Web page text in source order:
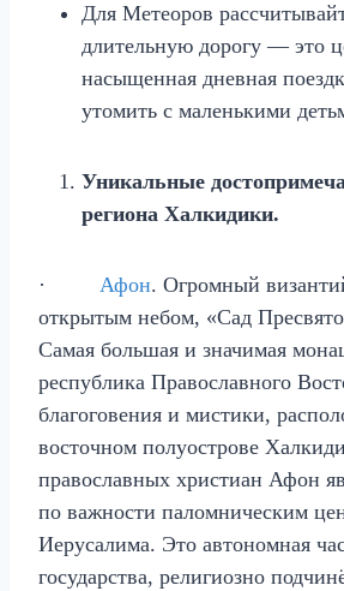
Для Метеоров
длительную дорогу — это
насыщенная дневная
утомить с маленькими
Уникальные
региона Халкидики.
· Афон. Огромный
открытым небом, «Сад
Самая большая и значимая
республика Православного
благоговения и мистики,
восточном полуострове
православных христиан Афон
по важности паломническим
Иерусалима. Это автономная
государства, религиозно